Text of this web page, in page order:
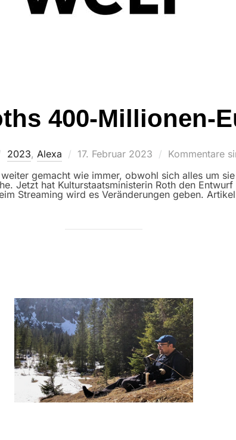
400-Millionen-
2023, Alexa
Veröffentlicht
17. Februar 2023
Kommentare
gemacht wie immer, obwohl sich alles um
Jetzt hat Kulturstaatsministerin Roth den
Streaming wird es Veränderungen geben.